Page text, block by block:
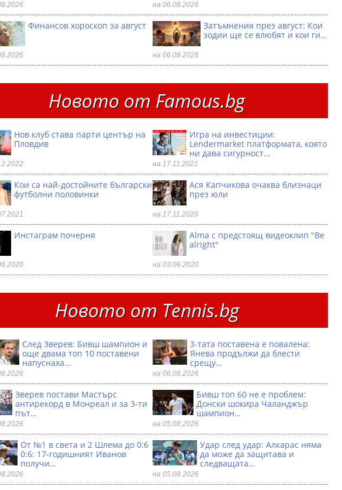
на 06.08.2026
Финансов хороскоп за август
Затъмнения през август: Кои
зодии ще се влюбят и кои ги…
на 06.08.2026
Новото от Famous.bg
Нов клуб става парти център на
Пловдив
Игра на инвестиции:
Lendermarket платформата, която
ни дава сигурност…
на 17.11.2021
Кои са най-достойните български
футболни половинки
Ася Капчикова очаква близнаци
през юли
на 17.11.2020
Инстаграм почерня
Alma с предстоящ видеоклип "Be
alright"
на 03.06.2020
Новото от Тennis.bg
След Зверев: Бивш шампион и
още двама топ 10 поставени
напуснаха…
3-тата поставена е повалена:
Янева продължи да блести
срещу…
на 06.08.2026
Зверев постави Мастърс
антирекорд в Монреал и за 3-ти
път…
Бивш топ 60 не е проблем:
Донски шокира Чаланджър
шампион…
на 05.08.2026
От №1 в света и 2 Шлема до 0:6
0:6: 17-годишният Иванов
получи…
Удар след удар: Алкарас няма
да може да защитава и
следващата…
на 05.08.2026